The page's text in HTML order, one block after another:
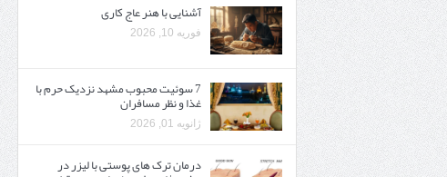
آشنایی با هنر عاج کاری
فوریه 10, 2026
7 سوئیت محبوب مشهد نزدیک حرم با
غذا و نظر مسافران
ژانویه 01, 2026
درمان ترک های پوستی با لیزر در